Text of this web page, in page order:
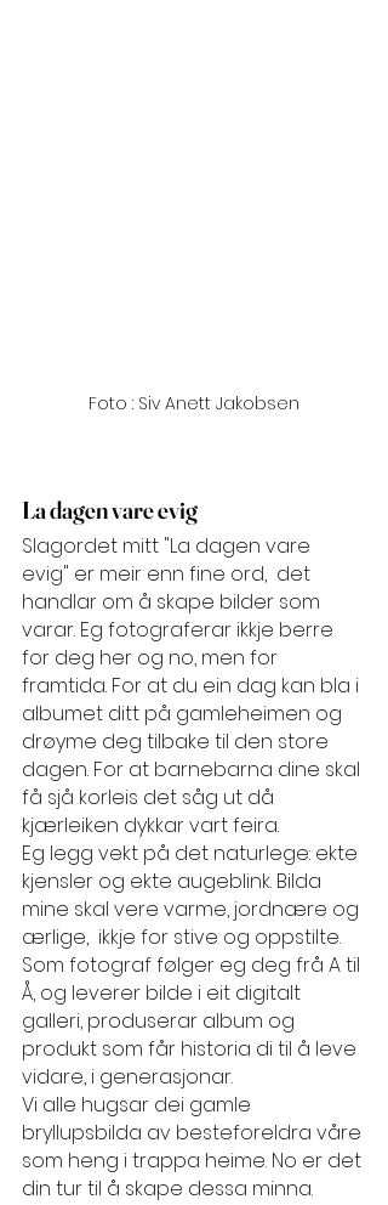
Foto : Siv Anett Jakobsen
La dagen vare evig
Slagordet mitt "La dagen vare
evig" er meir enn fine ord,  det
handlar om å skape bilder som
varar. Eg fotograferar ikkje berre
for deg her og no, men for
framtida. For at du ein dag kan bla i
albumet ditt på gamleheimen og
drøyme deg tilbake til den store
dagen. For at barnebarna dine skal
få sjå korleis det såg ut då
kjærleiken dykkar vart feira.
Eg legg vekt på det naturlege: ekte
kjensler og ekte augeblink. Bilda
mine skal vere varme, jordnære og
ærlige,  ikkje for stive og oppstilte.
Som fotograf følger eg deg frå A til
Å, og leverer bilde i eit digitalt
galleri, produserar album og
produkt som får historia di til å leve
vidare, i generasjonar.
Vi alle hugsar dei gamle
bryllupsbilda av besteforeldra våre
som heng i trappa heime. No er det
din tur til å skape dessa minna.